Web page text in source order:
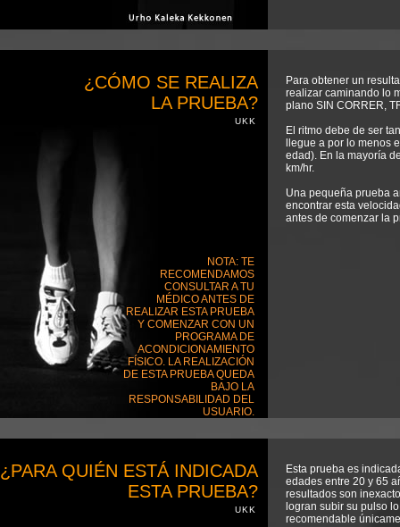
¿CÓMO SE REALIZA
LA PRUEBA?
UKK
NOTA: TE
RECOMENDAMOS
CONSULTAR A TU
MÉDICO ANTES DE
REALIZAR ESTA PRUEBA
Y COMENZAR CON UN
PROGRAMA DE
ACONDICIONAMIENTO
FÍSICO. LA REALIZACIÓN
DE ESTA PRUEBA QUEDA
BAJO LA
RESPONSABILIDAD DEL
USUARIO.
Para obtener un
realizar caminando lo
plano SIN CORRER,
El ritmo debe de ser
llegue a por lo menos
edad). En la mayoría
km/hr.
Una pequeña prueba
encontrar esta
antes de comenzar la
¿PARA QUIÉN ESTÁ INDICADA
ESTA PRUEBA?
UKK
Esta prueba es
edades entre 20 y 65
resultados son
logran subir su pulso
recomendable